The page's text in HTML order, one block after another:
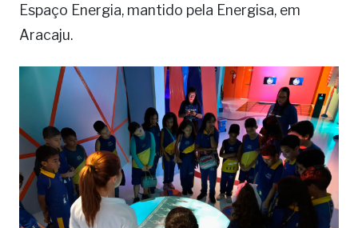
Espaço Energia, mantido pela Energisa, em
Aracaju.